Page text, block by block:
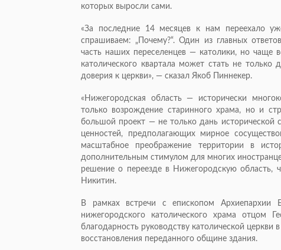
которых выросли сами.
«За последние 14 месяцев к нам переехало
спрашиваем: „Почему?“. Один из главных
часть наших переселенцев — католики, но чаще
католического квартала может стать не
доверия к церкви», — сказал Якоб Пиннекер.
«Нижегородская область — исторически
только возрождение старинного храма, но и
большой проект — не только дань исторической
ценностей, предполагающих мирное
масштабное преображение территории в
дополнительным стимулом для многих
решение о переезде в Нижегородскую область,
Никитин.
В рамках встречи с епископом
нижегородского католического храма отцом
благодарность руководству католической
восстановления переданного общине здания.